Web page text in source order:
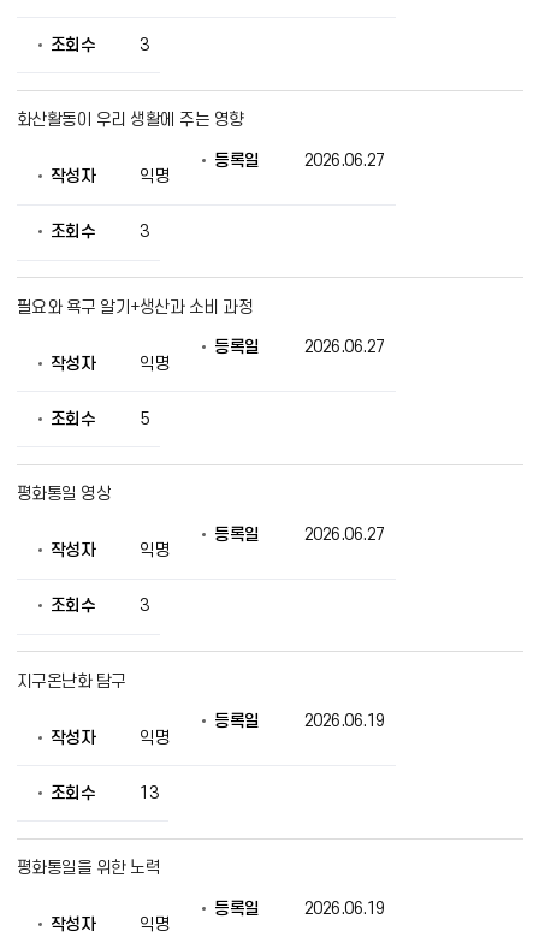
록
일,
조회수 3
화산활동이 우리 생활에 주는 영향
작성자 익명
등록일 2026.06.27
조회수 3
필요와 욕구 알기+생산과 소비 과정
작성자 익명
등록일 2026.06.27
조회수 5
평화통일 영상
작성자 익명
등록일 2026.06.27
조회수 3
지구온난화 탐구
작성자 익명
등록일 2026.06.19
조회수 13
평화통일을 위한 노력
작성자 익명
등록일 2026.06.19